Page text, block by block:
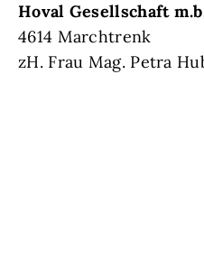
Hoval Gesellschaft
4614 Marchtrenk
zH. Frau Mag. Petra